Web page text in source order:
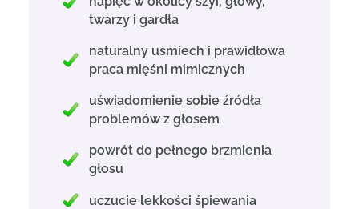
twarzy i gardła
naturalny uśmiech i prawidłowa
praca mięśni mimicznych
uświadomienie sobie źródła
problemów z głosem
powrót do pełnego brzmienia
głosu
uczucie lekkości śpiewania